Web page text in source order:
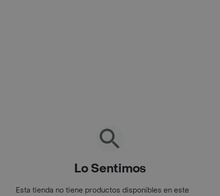
Lo Sentimos
Esta tienda no tiene productos disponibles en este